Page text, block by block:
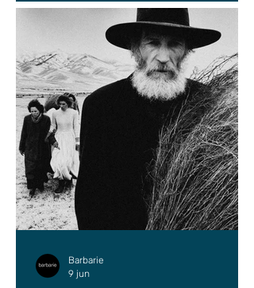
Barbarie
9 jun